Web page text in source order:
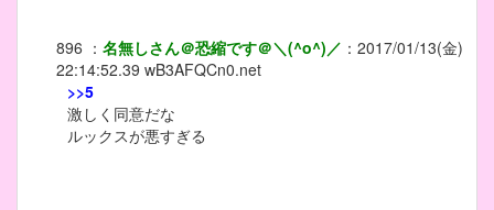
896 ： 名無しさん＠恐縮です＠＼(^o^)／ ： 2017/01/13(金)
22:14:52.39 wB3AFQCn0.net
>>5
激しく同意だな
ルックスが悪すぎる